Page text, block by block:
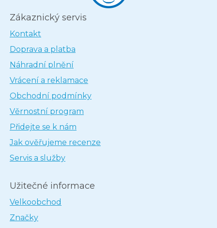
Zákaznický servis
Kontakt
Doprava a platba
Náhradní plnění
Vrácení a reklamace
Obchodní podmínky
Věrnostní program
Přidejte se k nám
Jak ověřujeme recenze
Servis a služby
Užitečné informace
Velkoobchod
Značky